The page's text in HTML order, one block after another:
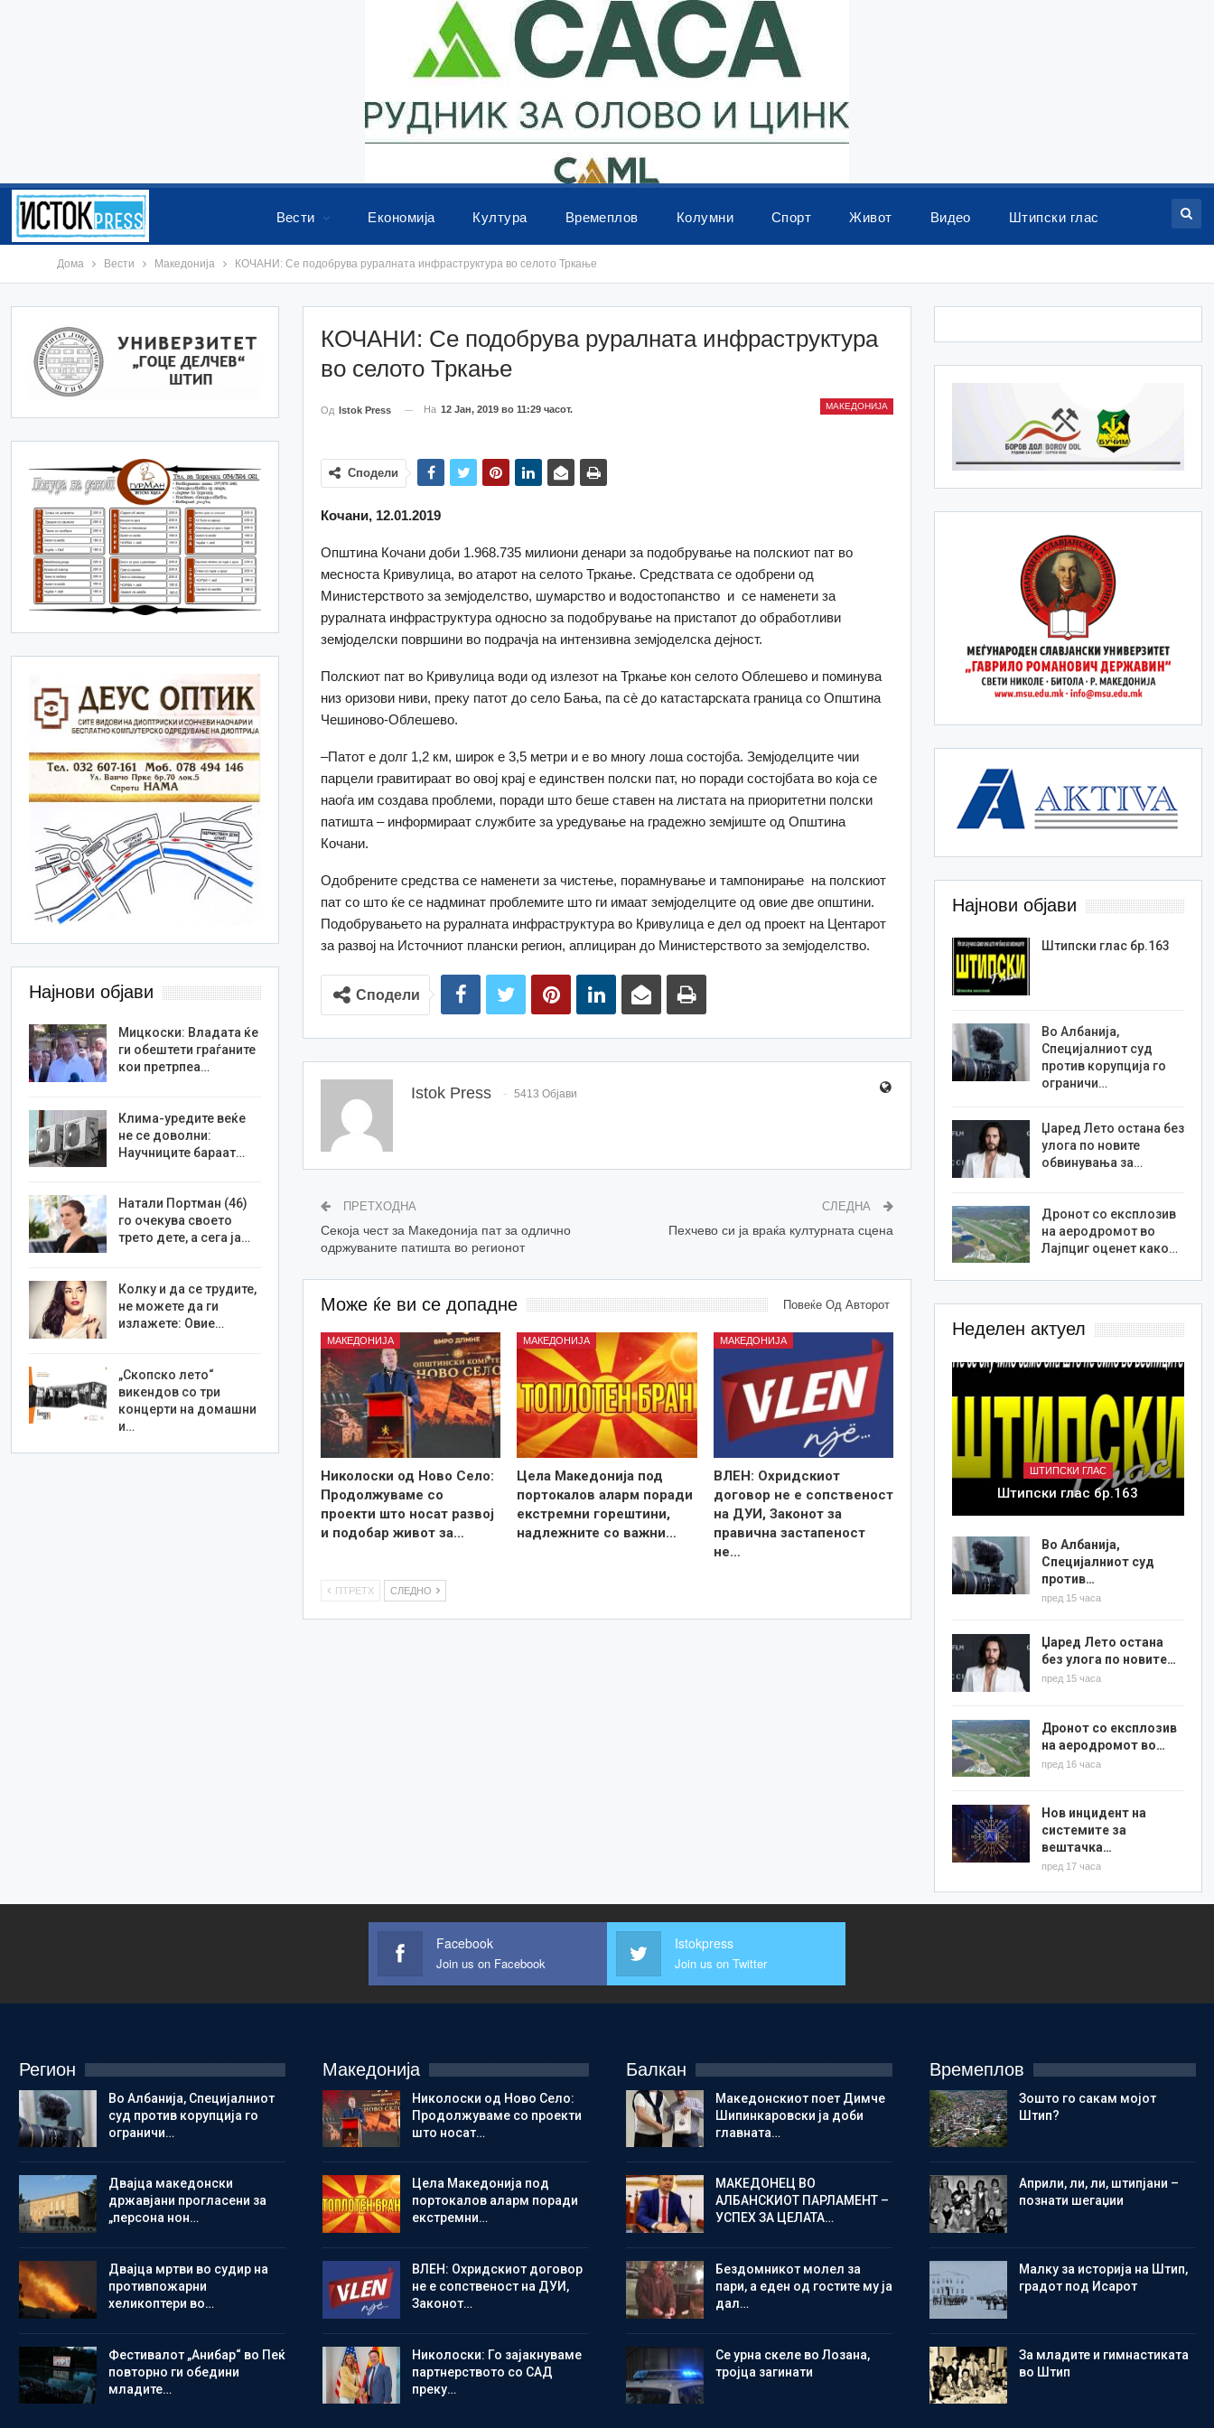
Вести Економија Култура Времеплов Колумни Спорт Живот Видео Штипски глас
Дома Вести Македонија КОЧАНИ: Се подобрува руралната инфраструктура во селото Тркање
КОЧАНИ: Се подобрува руралната инфраструктура
во селото Тркање
МАКЕДОНИЈА
Од Istok Press На 12 Јан, 2019 во 11:29 часот.
Сподели
Кочани, 12.01.2019
Општина Кочани доби 1.968.735 милиони денари за подобрување на полскиот пат во
месноста Кривулица, во атарот на селото Тркање. Средствата се одобрени од
Министерството за земјоделство, шумарство и водостопанство и се наменети за
руралната инфраструктура односно за подобрување на пристапот до обработливи
земјоделски површини во подрачја на интензивна земјоделска дејност.
Полскиот пат во Кривулица води од излезот на Тркање кон селото Облешево и поминува
низ оризови ниви, преку патот до село Бања, па сè до катастарската граница со Oпштина
Чешиново-Облешево.
–Патот е долг 1,2 км, широк е 3,5 метри и е во многу лоша состојба. Земјоделците чии
парцели гравитираат во овој крај е единствен полски пат, но поради состојбата во која се
наоѓа им создава проблеми, поради што беше ставен на листата на приоритетни полски
патишта – информираат службите за уредување на градежно земјиште од Општина
Кочани.
Одобрените средства се наменети за чистење, пoрамнување и тампонирање на полскиот
пат со што ќе се надминат проблемите што ги имаат земјоделците од овие две општини.
Подобрувањето на руралната инфраструктура во Кривулица е дел од проект на Центарот
за развој на Источниот плански регион, аплициран до Министерството за земјоделство.
Сподели
Istok Press 5413 Објави
ПРЕТХОДНА
Секоја чест за Македонија пат за одлично
одржуваните патишта во регионот
СЛЕДНА
Пехчево си ја враќа културната сцена
Може ќе ви се допадне Повеќе Од Авторот
МАКЕДОНИЈА
Николоски од Ново Село:
Продолжуваме со
проекти што носат развој
и подобар живот за…
МАКЕДОНИЈА
Цела Македонија под
портокалов аларм поради
екстремни горештини,
надлежните со важни…
МАКЕДОНИЈА
ВЛЕН: Охридскиот
договор не е сопственост
на ДУИ, Законот за
правична застапеност
не…
ПТРЕТХ СЛЕДНО
Најнови објави
Штипски глас бр.163
Во Албанија,
Специјалниот суд
против корупција го
ограничи…
Џаред Лето остана без
улога по новите
обвинувања за…
Дронот со експлозив
на аеродромот во
Лајпциг оценет како…
Неделен актуел
ШТИПСКИ ГЛАС
Штипски глас бр.163
Во Албанија,
Специјалниот суд
против…
пред 15 часа
Џаред Лето остана
без улога по новите…
пред 15 часа
Дронот со експлозив
на аеродромот во…
пред 16 часа
Нов инцидент на
системите за
вештачка…
пред 17 часа
Најнови објави
Мицкоски: Владата ќе
ги обештети граѓаните
кои претрпеа…
Клима-уредите веќе
не се доволни:
Научниците бараат…
Натали Портман (46)
го очекува своето
трето дете, а сега ја…
Колку и да се трудите,
не можете да ги
излажете: Овие…
„Скопско лето“
викендов со три
концерти на домашни
и…
Facebook
Join us on Facebook
Istokpress
Join us on Twitter
Регион
Во Албанија, Специјалниот
суд против корупција го
ограничи…
Двајца македонски
државјани прогласени за
„персона нон…
Двајца мртви во судир на
противпожарни
хеликоптери во…
Фестивалот „Анибар“ во Пеќ
повторно ги обедини
младите…
Македонија
Николоски од Ново Село:
Продолжуваме со проекти
што носат…
Цела Македонија под
портокалов аларм поради
екстремни…
ВЛЕН: Охридскиот договор
не е сопственост на ДУИ,
Законот…
Николоски: Го зајакнуваме
партнерството со САД
преку…
Балкан
Македонскиот поет Димче
Шипинкаровски ја доби
главната…
МАКЕДОНЕЦ ВО
АЛБАНСКИОТ ПАРЛАМЕНТ –
УСПЕХ ЗА ЦЕЛАТА…
Бездомникот молел за
пари, а еден од гостите му ја
дал…
Се урна скеле во Лозана,
тројца загинати
Времеплов
Зошто го сакам мојот
Штип?
Aприли, ли, ли, штипјани –
познати шегаџии
Малку за историја на Штип,
градот под Исарот
Зa младите и гимнастиката
во Штип